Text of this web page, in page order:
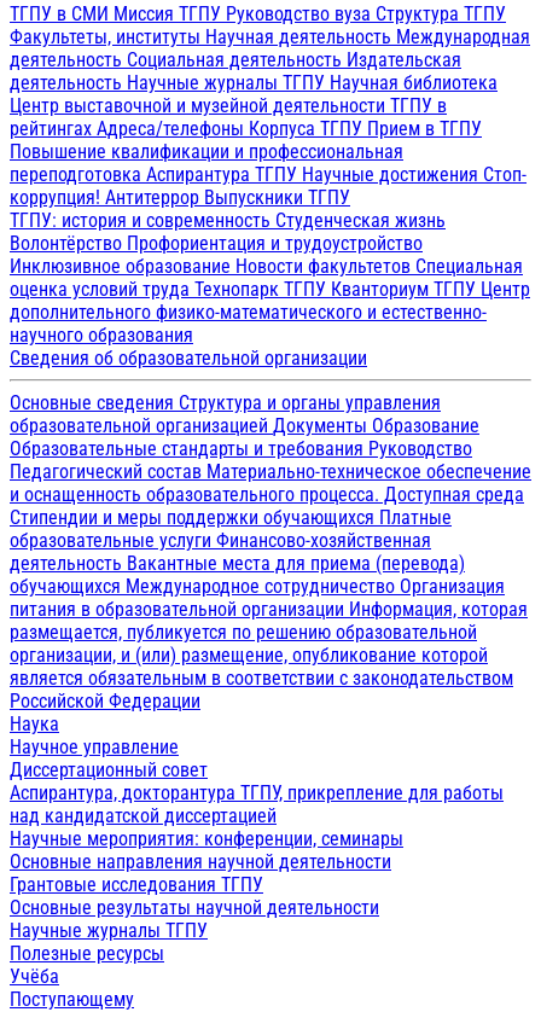
ТГПУ в СМИ Миссия ТГПУ Руководство вуза Структура ТГПУ
Факультеты, институты Научная деятельность Международная
деятельность Социальная деятельность Издательская
деятельность Научные журналы ТГПУ Научная библиотека
Центр выставочной и музейной деятельности ТГПУ в
рейтингах Адреса/телефоны Корпуса ТГПУ Прием в ТГПУ
Повышение квалификации и профессиональная
переподготовка Аспирантура ТГПУ Научные достижения Стоп-
коррупция! Антитеррор Выпускники ТГПУ
ТГПУ: история и современность Студенческая жизнь
Волонтёрство Профориентация и трудоустройство
Инклюзивное образование Новости факультетов Специальная
оценка условий труда Технопарк ТГПУ Кванториум ТГПУ Центр
дополнительного физико-математического и естественно-
научного образования
Сведения об образовательной организации
Основные сведения Структура и органы управления
образовательной организацией Документы Образование
Образовательные стандарты и требования Руководство
Педагогический состав Материально-техническое обеспечение
и оснащенность образовательного процесса. Доступная среда
Стипендии и меры поддержки обучающихся Платные
образовательные услуги Финансово-хозяйственная
деятельность Вакантные места для приема (перевода)
обучающихся Международное сотрудничество Организация
питания в образовательной организации Информация, которая
размещается, публикуется по решению образовательной
организации, и (или) размещение, опубликование которой
является обязательным в соответствии с законодательством
Российской Федерации
Наука
Научное управление
Диссертационный совет
Аспирантура, докторантура ТГПУ, прикрепление для работы
над кандидатской диссертацией
Научные мероприятия: конференции, семинары
Основные направления научной деятельности
Грантовые исследования ТГПУ
Основные результаты научной деятельности
Научные журналы ТГПУ
Полезные ресурсы
Учёба
Поступающему